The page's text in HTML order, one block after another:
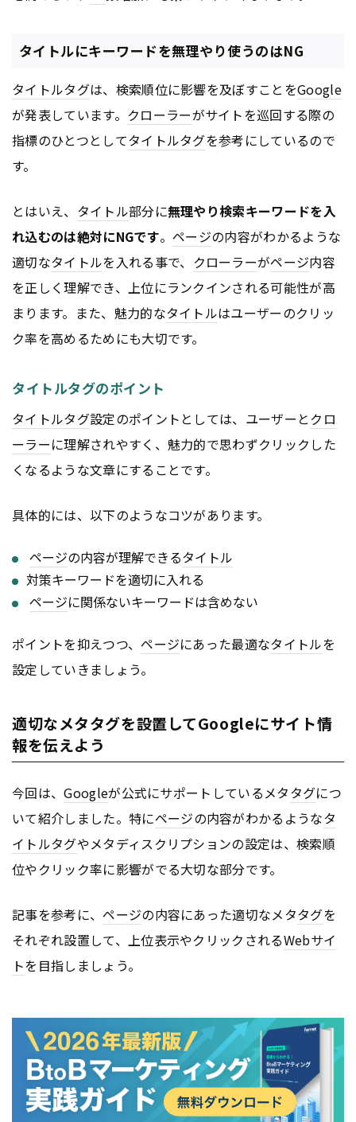
タイトルにキーワードを無理やり使うのはNG
タイトルタグは、検索順位に影響を及ぼすことをGoogle
が発表しています。 クローラーがサイトを巡回する際の
指標のひとつとしてタイトルタグを参考にしているので
す。
とはいえ、 タイトル部分に無理やり検索キーワードを入
れ込むのは絶対にNGです。ページの内容がわかるような
適切なタイトルを入れる事で、 クローラーがページ内容
を正しく理解でき、上位にランクインされる可能性が高
まります。また、魅力的なタイトルはユーザーのクリッ
ク率を高めるためにも大切です。
タイトルタグのポイント
タイトルタグ設定のポイントとしては、ユーザーとクロ
ーラーに理解されやすく、魅力的で思わずクリックした
くなるような文章にすることです。
具体的には、以下のようなコツがあります。
ページの内容が理解できるタイトル
対策キーワードを適切に入れる
ページに関係ないキーワードは含めない
ポイントを抑えつつ、ページにあった最適なタイトルを
設定していきましょう。
適切なメタタグを設置してGoogleにサイト情
報を伝えよう
今回は、Googleが公式にサポートしているメタタグにつ
いて紹介しました。特にページの内容がわかるようなタ
イトルタグやメタディスクリプションの設定は、検索順
位やクリック率に影響がでる大切な部分です。
記事を参考に、ページの内容にあった適切なメタタグを
それぞれ設置して、上位表示やクリックされるWebサイ
トを目指しましょう。